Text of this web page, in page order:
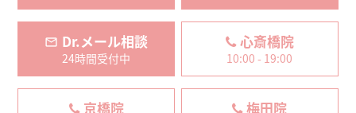
Dr.メール相談
24時間受付中
心斎橋院
10:00 - 19:00
京橋院 梅田院